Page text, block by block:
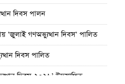
দিবস পালন
‘জুলাই গণঅভ্যুত্থান দিবস’ পালিত
দিবস পালিত
দিবস-২০২৬’ উদযাপিত